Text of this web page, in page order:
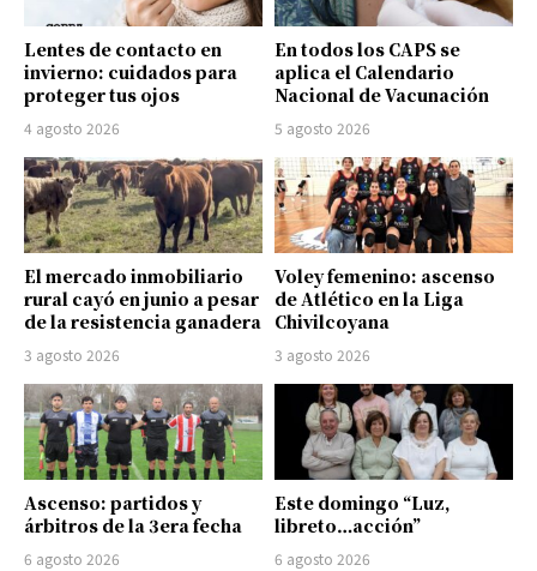
Lentes de contacto en
invierno: cuidados para
proteger tus ojos
4 agosto 2026
En todos los CAPS se
aplica el Calendario
Nacional de Vacunación
5 agosto 2026
El mercado inmobiliario
rural cayó en junio a pesar
de la resistencia ganadera
3 agosto 2026
Voley femenino: ascenso
de Atlético en la Liga
Chivilcoyana
3 agosto 2026
Ascenso: partidos y
árbitros de la 3era fecha
6 agosto 2026
Este domingo “Luz,
libreto…acción”
6 agosto 2026